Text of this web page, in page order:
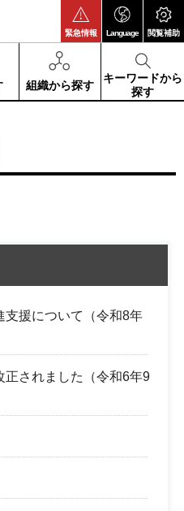
緊急情報 Language 閲覧補助
組織から探す
キーワードから
探す
支援について（令和8年
正されました（令和6年9